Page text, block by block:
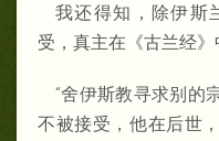
我还得知，除伊斯
受，真主在《古兰经》
“舍伊斯教寻求别的
不被接受，他在后世